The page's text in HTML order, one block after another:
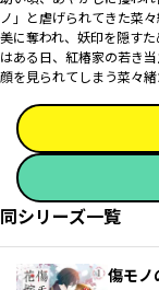
ノ」と虐げられてきた菜
美に奪われ、妖印を隠す
はある日、紅椿家の若き
顔を見られてしまう菜々緒
同シリーズ一覧
傷モノ